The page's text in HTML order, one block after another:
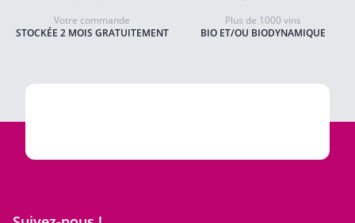
STOCKÉE 2 MOIS GRATUITEMENT
Votre commande
BIO ET/OU BIODYNAMIQUE
Plus de 1000 vins